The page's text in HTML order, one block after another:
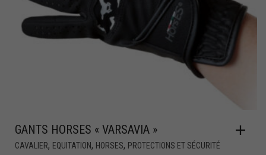
GANTS HORSES « VARSAVIA »
CAVALIER, EQUITATION, HORSES, PROTECTIONS ET SÉCURITÉ